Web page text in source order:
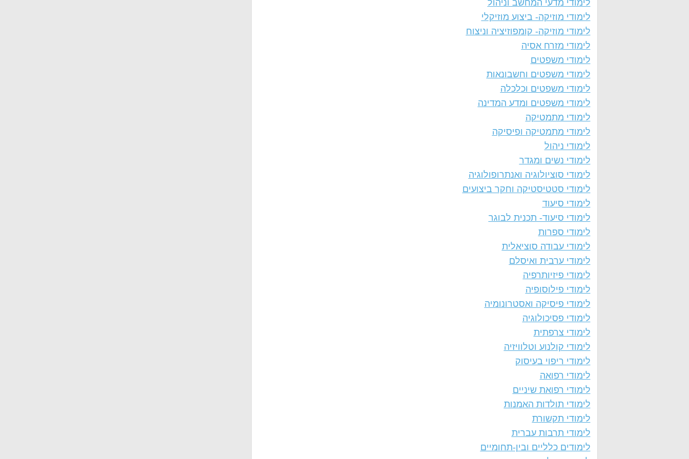
לימודי מדעי המחשב וניהול
לימודי מוזיקה- ביצוע מוזיקלי
לימודי מוזיקה- קומפוזיציה וניצוח
לימודי מזרח אסיה
לימודי משפטים
לימודי משפטים וחשבונאות
לימודי משפטים וכלכלה
לימודי משפטים ומדע המדינה
לימודי מתמטיקה
לימודי מתמטיקה ופיסיקה
לימודי ניהול
לימודי נשים ומגדר
לימודי סוציולוגיה ואנתרופולוגיה
לימודי סטטיסטיקה וחקר ביצועים
לימודי סיעוד
לימודי סיעוד- תכנית לבוגר
לימודי ספרות
לימודי עבודה סוציאלית
לימודי ערבית ואיסלם
לימודי פיזיותרפיה
לימודי פילוסופיה
לימודי פיסיקה ואסטרונומיה
לימודי פסיכולוגיה
לימודי צרפתית
לימודי קולנוע וטלוויזיה
לימודי ריפוי בעיסוק
לימודי רפואה
לימודי רפואת שיניים
לימודי תולדות האמנות
לימודי תקשורת
לימודי תרבות עברית
לימודים כלליים ובין-תחומיים